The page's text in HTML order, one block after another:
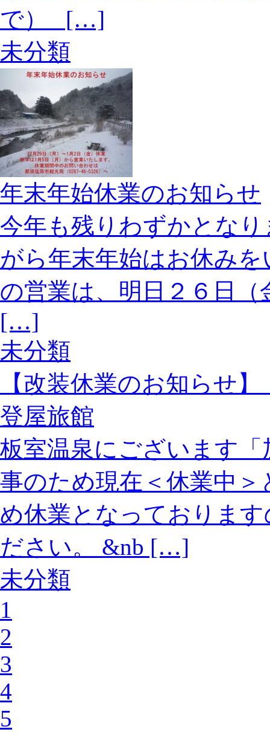
で） […]
未分類
年末年始休業のお知らせ
今年も残りわずかとな
がら年末年始はお休み
の営業は、明日２６日
[…]
未分類
【改装休業のお
登屋旅館
板室温泉にございます
事のため現在＜休業中
め休業となっておりま
ださい。 &nb […]
未分類
1
2
3
4
5